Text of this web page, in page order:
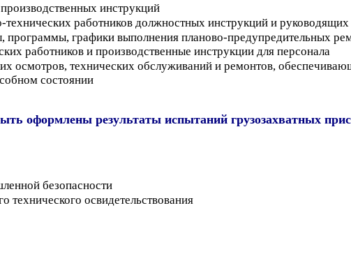
инструкций
работников должностных инструкций и
программы, графики выполнения планово-предупредительных
работников и производственные инструкции для персонала
осмотров, технических обслуживаний и ремонтов,
состоянии
оформлены результаты испытаний грузозахватных
безопасности
освидетельствования